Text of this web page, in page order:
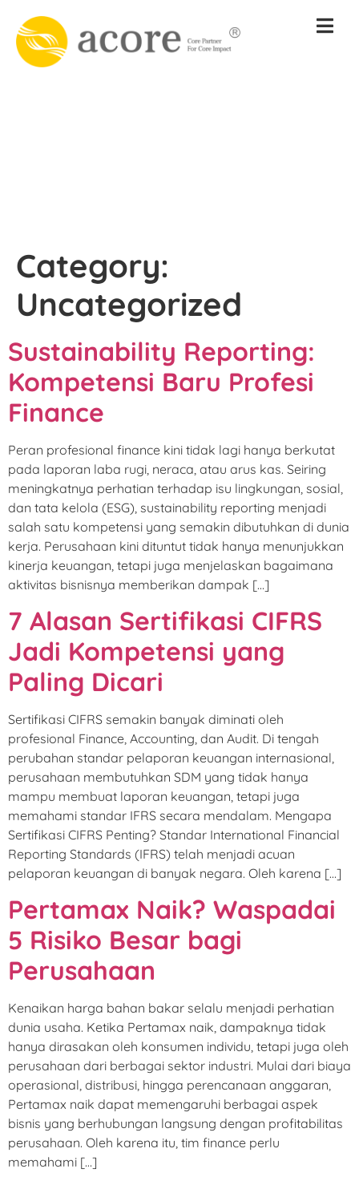
Category:
Uncategorized
Sustainability Reporting:
Kompetensi Baru Profesi
Finance
Peran profesional finance kini tidak lagi hanya berkutat
pada laporan laba rugi, neraca, atau arus kas. Seiring
meningkatnya perhatian terhadap isu lingkungan, sosial,
dan tata kelola (ESG), sustainability reporting menjadi
salah satu kompetensi yang semakin dibutuhkan di dunia
kerja. Perusahaan kini dituntut tidak hanya menunjukkan
kinerja keuangan, tetapi juga menjelaskan bagaimana
aktivitas bisnisnya memberikan dampak […]
7 Alasan Sertifikasi CIFRS
Jadi Kompetensi yang
Paling Dicari
Sertifikasi CIFRS semakin banyak diminati oleh
profesional Finance, Accounting, dan Audit. Di tengah
perubahan standar pelaporan keuangan internasional,
perusahaan membutuhkan SDM yang tidak hanya
mampu membuat laporan keuangan, tetapi juga
memahami standar IFRS secara mendalam. Mengapa
Sertifikasi CIFRS Penting? Standar International Financial
Reporting Standards (IFRS) telah menjadi acuan
pelaporan keuangan di banyak negara. Oleh karena […]
Pertamax Naik? Waspadai
5 Risiko Besar bagi
Perusahaan
Kenaikan harga bahan bakar selalu menjadi perhatian
dunia usaha. Ketika Pertamax naik, dampaknya tidak
hanya dirasakan oleh konsumen individu, tetapi juga oleh
perusahaan dari berbagai sektor industri. Mulai dari biaya
operasional, distribusi, hingga perencanaan anggaran,
Pertamax naik dapat memengaruhi berbagai aspek
bisnis yang berhubungan langsung dengan profitabilitas
perusahaan. Oleh karena itu, tim finance perlu
memahami […]